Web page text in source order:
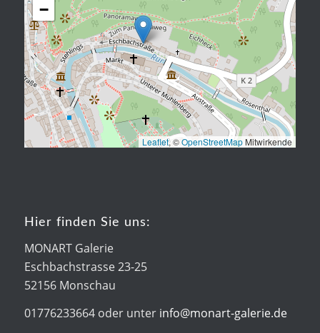
−
Leaflet, ©OpenStreetMap Mitwirkende
Hier finden Sie uns:
MONART Galerie
Eschbachstrasse 23-25
52156 Monschau
01776233664 oder unter info@monart-galerie.de